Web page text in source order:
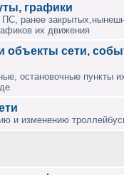
графики
ранее
их движения
объекты сети,
остановочные пункты
и изменению